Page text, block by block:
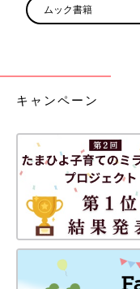
ムック書籍
キャンペーン